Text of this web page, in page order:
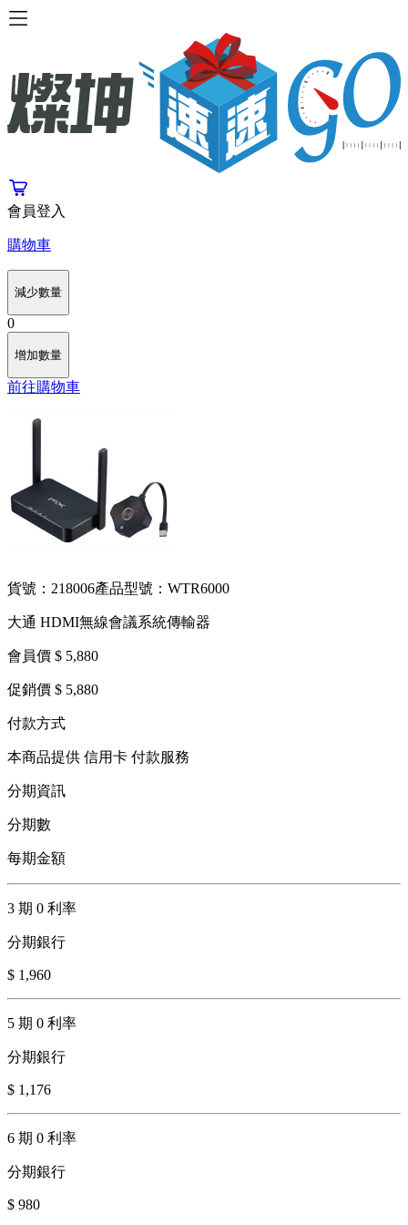
會員登入
購物車
減少數量
0
增加數量
前往購物車
貨號：218006產品型號：WTR6000
大通 HDMI無線會議系統傳輸器
會員價 $ 5,880
促銷價 $ 5,880
付款方式
本商品提供 信用卡 付款服務
分期資訊
分期數
每期金額
3 期 0 利率
分期銀行
$ 1,960
5 期 0 利率
分期銀行
$ 1,176
6 期 0 利率
分期銀行
$ 980